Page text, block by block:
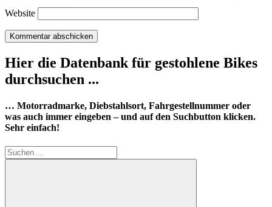
Website
Hier die Datenbank für gestohlene Bikes
durchsuchen ...
… Motorradmarke, Diebstahlsort, Fahrgestellnummer oder
was auch immer eingeben – und auf den Suchbutton klicken.
Sehr einfach!
Suchen
nach: